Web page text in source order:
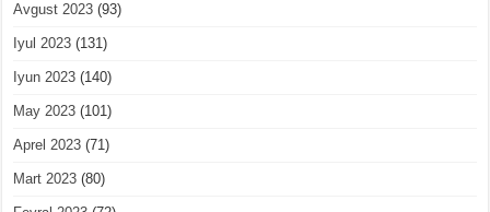
Avgust 2023 (93)
Iyul 2023 (131)
Iyun 2023 (140)
May 2023 (101)
Aprel 2023 (71)
Mart 2023 (80)